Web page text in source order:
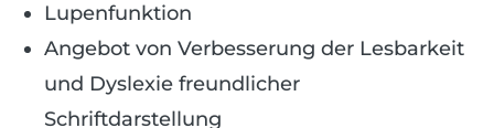
Lupenfunktion
Angebot von Verbesserung der Lesbarkeit
und Dyslexie freundlicher
Schriftdarstellung